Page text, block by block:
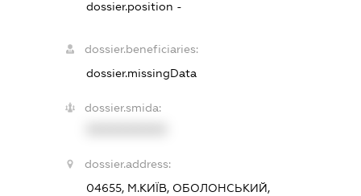
dossier.position -
dossier.beneficiaries:
dossier.missingData
dossier.smida:
dossier.address:
04655, М.КИЇВ, ОБОЛОНСЬКИЙ,